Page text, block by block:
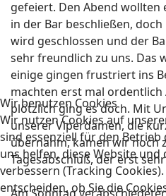
gefeiert. Den Abend wollten
in der Bar beschließen,
wird geschlossen und der
sehr freundlich zu uns. Das
einige gingen frustriert ins
machten erst mal ordentlich
plötzlich ging es doch. Mit
unserer Viperdamen, die
übernahm, kamen wir noch
Tagesabschluß, der erst
Wir benutzen Cookies
Wir nutzen Cookies auf
sind essenziell für den
uns helfen, diese Website
verbessern (Tracking
entscheiden, ob Sie die